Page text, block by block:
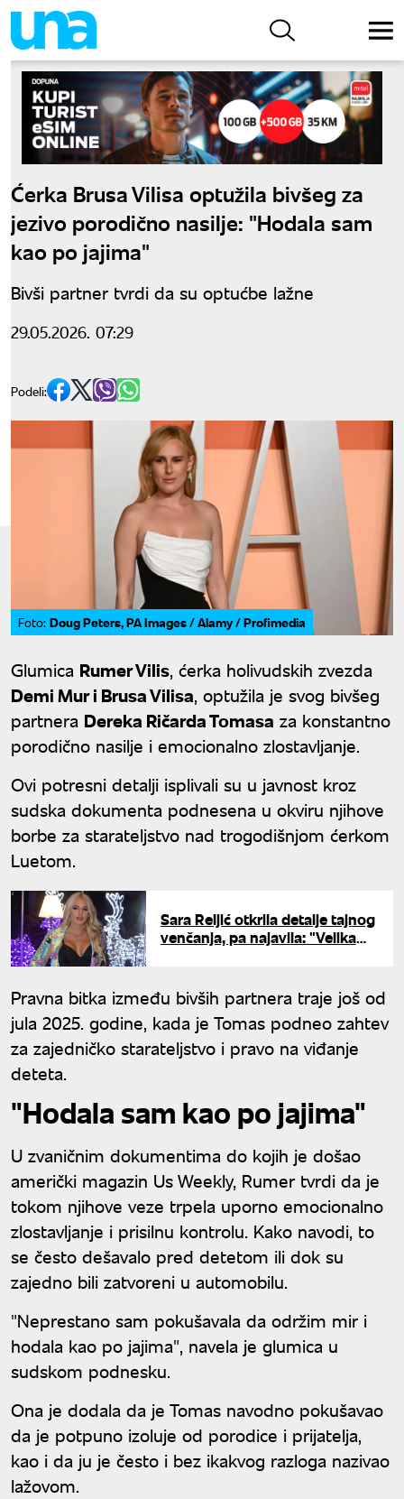
Ćerka Brusa Vilisa optužila bivšeg za
jezivo porodično nasilje: "Hodala sam
kao po jajima"
Bivši partner tvrdi da su optućbe lažne
29.05.2026. 07:29
Podeli:
Foto: Doug Peters, PA Images / Alamy / Profimedia
Glumica Rumer Vilis, ćerka holivudskih zvezda
Demi Mur i Brusa Vilisa, optužila je svog bivšeg
partnera Dereka Ričarda Tomasa za konstantno
porodično nasilje i emocionalno zlostavljanje.
Ovi potresni detalji isplivali su u javnost kroz
sudska dokumenta podnesena u okviru njihove
borbe za starateljstvo nad trogodišnjom ćerkom
Luetom.
Sara Reljić otkrila detalje tajnog
venčanja, pa najavila: "Velika
Pravna bitka između bivših partnera traje još od
jula 2025. godine, kada je Tomas podneo zahtev
za zajedničko starateljstvo i pravo na viđanje
deteta.
"Hodala sam kao po jajima"
U zvaničnim dokumentima do kojih je došao
američki magazin Us Weekly, Rumer tvrdi da je
tokom njihove veze trpela uporno emocionalno
zlostavljanje i prisilnu kontrolu. Kako navodi, to
se često dešavalo pred detetom ili dok su
zajedno bili zatvoreni u automobilu.
"Neprestano sam pokušavala da održim mir i
hodala kao po jajima", navela je glumica u
sudskom podnesku.
Ona je dodala da je Tomas navodno pokušavao
da je potpuno izoluje od porodice i prijatelja,
kao i da ju je često i bez ikakvog razloga nazivao
lažovom.